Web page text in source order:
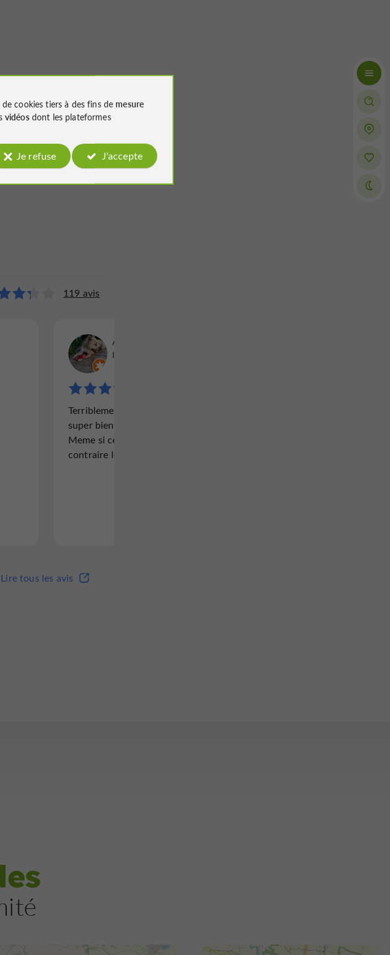
119 avis
Avis publié par
le 28/07/2026
Terriblement bon et belle quantité!! Toujours
super bien acceuilli ! On adore y venir.
Meme si certains commentaires disent le
contraire le service est top .
Lire tous les avis
14 avis
Avis publié par
le 02/01/2024
"Bon restaurant bien situé pour déjeuner sur
le pouce"
Je recommande ce restaurant dans ce village
qui mérite un endroit pour les jeunes et tous
ceux qui cherchent à déjeuner sur le pouce.
Lire tous les avis
cookies tiers à des fins de mesure
vidéosdont les plateformes
Je refuse J'accepte